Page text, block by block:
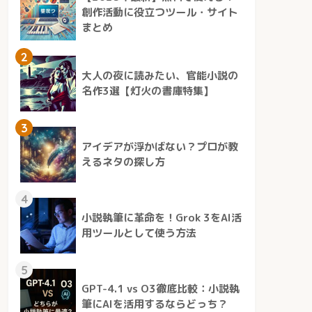
創作活動に役立つツール・サイト
まとめ
2
大人の夜に読みたい、官能小説の
名作3選【灯火の書庫特集】
3
アイデアが浮かばない？プロが教
えるネタの探し方
4
小説執筆に革命を！Grok 3をAI活
用ツールとして使う方法
5
GPT-4.1 vs O3徹底比較：小説執
筆にAIを活用するならどっち？